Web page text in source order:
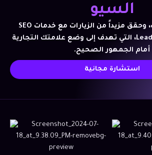
السيو
عزز رؤية موقعك، وحقق مزيداً من الزيارات مع خدمات SEO
المخصصة من LeadUp، التي تهدف إلى وضع علامتك التجارية
أمام الجمهور الصحيح.
استشارة مجانية